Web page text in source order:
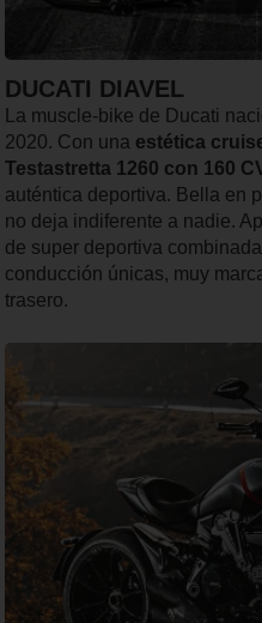
DUCATI DIAVEL
La muscle-bike de Ducati
2020. Con una estética
Testastretta 1260 con 160
auténtica deportiva. Bella en
no deja indiferente a nadie.
de super deportiva
conducción únicas, muy
trasero.